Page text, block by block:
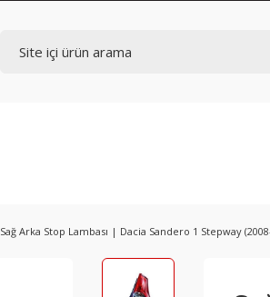
Sağ Arka Stop Lambası | Dacia Sandero 1 Stepway